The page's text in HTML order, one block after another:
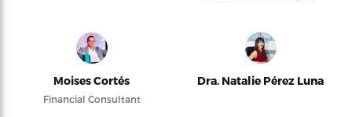
Moises Cortés
Financial Consultant
Dra. Natalie Pérez Luna